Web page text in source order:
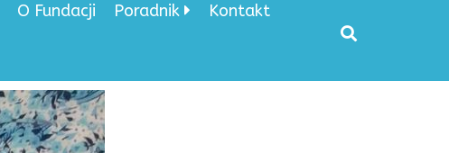
O Fundacji Poradnik Kontakt